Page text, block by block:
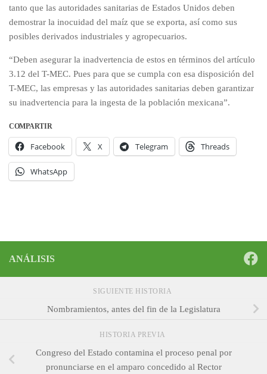
tanto que las autoridades sanitarias de Estados Unidos deben
demostrar la inocuidad del maíz que se exporta, así como sus
posibles derivados industriales y agropecuarios.
“Deben asegurar la inadvertencia de estos en términos del artículo
3.12 del T-MEC. Pues para que se cumpla con esa disposición del
T-MEC, las empresas y las autoridades sanitarias deben garantizar
su inadvertencia para la ingesta de la población mexicana”.
COMPARTIR
Facebook X Telegram Threads
WhatsApp
ANÁLISIS
SIGUIENTE HISTORIA
Nombramientos, antes del fin de la Legislatura
HISTORIA PREVIA
Congreso del Estado contamina el proceso penal por
pronunciarse en el amparo concedido al Rector